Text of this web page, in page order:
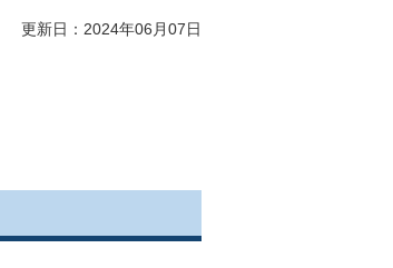
更新日：2024年06月07日